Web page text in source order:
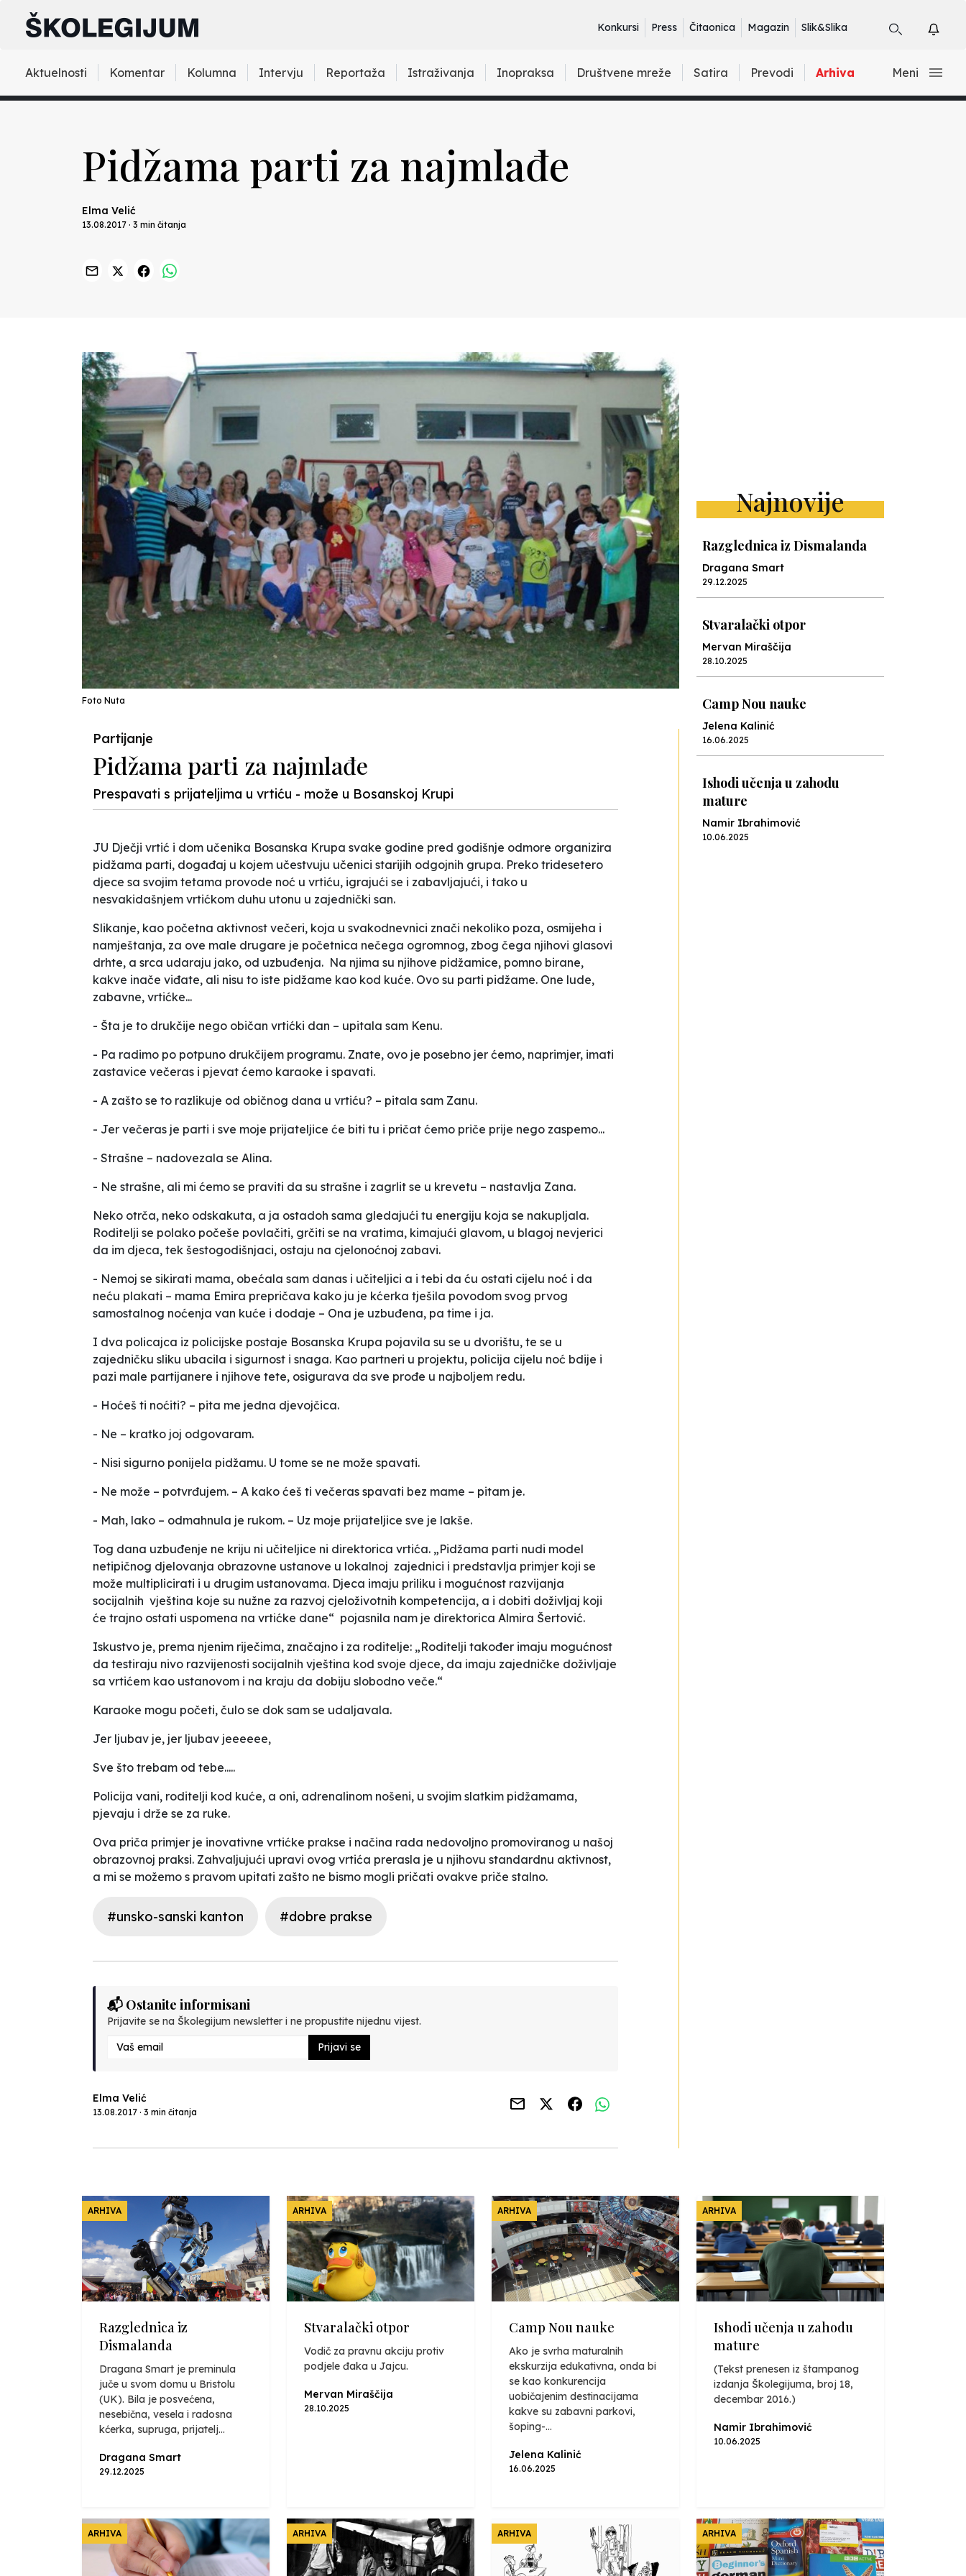
Konkursi Press Čitaonica Magazin Slik&Slika
Aktuelnosti Komentar Kolumna Intervju Reportaža Istraživanja Inopraksa Društvene mreže Satira Prevodi Arhiva Meni
Pidžama parti za najmlađe
Elma Velić
13.08.2017 · 3 min čitanja
Foto Nuta
Partijanje
Pidžama parti za najmlađe
Prespavati s prijateljima u vrtiću - može u Bosanskoj Krupi
JU Dječji vrtić i dom učenika Bosanska Krupa svake godine pred godišnje odmore organizira
pidžama parti, događaj u kojem učestvuju učenici starijih odgojnih grupa. Preko tridesetero
djece sa svojim tetama provode noć u vrtiću, igrajući se i zabavljajući, i tako u
nesvakidašnjem vrtićkom duhu utonu u zajednički san.
Slikanje, kao početna aktivnost večeri, koja u svakodnevnici znači nekoliko poza, osmijeha i
namještanja, za ove male drugare je početnica nečega ogromnog, zbog čega njihovi glasovi
drhte, a srca udaraju jako, od uzbuđenja. Na njima su njihove pidžamice, pomno birane,
kakve inače viđate, ali nisu to iste pidžame kao kod kuće. Ovo su parti pidžame. One lude,
zabavne, vrtićke...
- Šta je to drukčije nego običan vrtićki dan – upitala sam Kenu.
- Pa radimo po potpuno drukčijem programu. Znate, ovo je posebno jer ćemo, naprimjer, imati
zastavice večeras i pjevat ćemo karaoke i spavati.
- A zašto se to razlikuje od običnog dana u vrtiću? – pitala sam Zanu.
- Jer večeras je parti i sve moje prijateljice će biti tu i pričat ćemo priče prije nego zaspemo...
- Strašne – nadovezala se Alina.
- Ne strašne, ali mi ćemo se praviti da su strašne i zagrlit se u krevetu – nastavlja Zana.
Neko otrča, neko odskakuta, a ja ostadoh sama gledajući tu energiju koja se nakupljala.
Roditelji se polako počeše povlačiti, grčiti se na vratima, kimajući glavom, u blagoj nevjerici
da im djeca, tek šestogodišnjaci, ostaju na cjelonoćnoj zabavi.
- Nemoj se sikirati mama, obećala sam danas i učiteljici a i tebi da ću ostati cijelu noć i da
neću plakati – mama Emira prepričava kako ju je kćerka tješila povodom svog prvog
samostalnog noćenja van kuće i dodaje – Ona je uzbuđena, pa time i ja.
I dva policajca iz policijske postaje Bosanska Krupa pojavila su se u dvorištu, te se u
zajedničku sliku ubacila i sigurnost i snaga. Kao partneri u projektu, policija cijelu noć bdije i
pazi male partijanere i njihove tete, osigurava da sve prođe u najboljem redu.
- Hoćeš ti noćiti? – pita me jedna djevojčica.
- Ne – kratko joj odgovaram.
- Nisi sigurno ponijela pidžamu. U tome se ne može spavati.
- Ne može – potvrđujem. – A kako ćeš ti večeras spavati bez mame – pitam je.
- Mah, lako – odmahnula je rukom. – Uz moje prijateljice sve je lakše.
Tog dana uzbuđenje ne kriju ni učiteljice ni direktorica vrtića. „Pidžama parti nudi model
netipičnog djelovanja obrazovne ustanove u lokalnoj zajednici i predstavlja primjer koji se
može multiplicirati i u drugim ustanovama. Djeca imaju priliku i mogućnost razvijanja
socijalnih vještina koje su nužne za razvoj cjeloživotnih kompetencija, a i dobiti doživljaj koji
će trajno ostati uspomena na vrtićke dane“ pojasnila nam je direktorica Almira Šertović.
Iskustvo je, prema njenim riječima, značajno i za roditelje: „Roditelji također imaju mogućnost
da testiraju nivo razvijenosti socijalnih vještina kod svoje djece, da imaju zajedničke doživljaje
sa vrtićem kao ustanovom i na kraju da dobiju slobodno veče.“
Karaoke mogu početi, čulo se dok sam se udaljavala.
Jer ljubav je, jer ljubav jeeeeee,
Sve što trebam od tebe.....
Policija vani, roditelji kod kuće, a oni, adrenalinom nošeni, u svojim slatkim pidžamama,
pjevaju i drže se za ruke.
Ova priča primjer je inovativne vrtićke prakse i načina rada nedovoljno promoviranog u našoj
obrazovnoj praksi. Zahvaljujući upravi ovog vrtića prerasla je u njihovu standardnu aktivnost,
a mi se možemo s pravom upitati zašto ne bismo mogli pričati ovakve priče stalno.
#unsko-sanski kanton #dobre prakse
📬 Ostanite informisani
Prijavite se na Školegijum newsletter i ne propustite nijednu vijest.
Prijavi se
Elma Velić
13.08.2017 · 3 min čitanja
Najnovije
Razglednica iz Dismalanda
Dragana Smart
29.12.2025
Stvaralački otpor
Mervan Miraščija
28.10.2025
Camp Nou nauke
Jelena Kalinić
16.06.2025
Ishodi učenja u zahodu
mature
Namir Ibrahimović
10.06.2025
ARHIVA
Razglednica iz
Dismalanda
Dragana Smart je preminula
juče u svom domu u Bristolu
(UK). Bila je posvećena,
nesebična, vesela i radosna
kćerka, supruga, prijatelj...
Dragana Smart
29.12.2025
ARHIVA
Stvaralački otpor
Vodič za pravnu akciju protiv
podjele đaka u Jajcu.
Mervan Miraščija
28.10.2025
ARHIVA
Camp Nou nauke
Ako je svrha maturalnih
ekskurzija edukativna, onda bi
se kao konkurencija
uobičajenim destinacijama
kakve su zabavni parkovi,
šoping-...
Jelena Kalinić
16.06.2025
ARHIVA
Ishodi učenja u zahodu
mature
(Tekst prenesen iz štampanog
izdanja Školegijuma, broj 18,
decembar 2016.)
Namir Ibrahimović
10.06.2025
ARHIVA ARHIVA ARHIVA ARHIVA